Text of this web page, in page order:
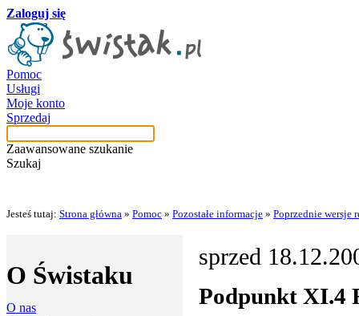
Zaloguj się
Pomoc
Usługi
Moje konto
Sprzedaj
Zaawansowane szukanie
Szukaj
Jesteś tutaj: Strona główna » Pomoc » Pozostałe informacje » Poprzednie wersje
O Świstaku
O nas
sprzed
Podpunkt XI.4